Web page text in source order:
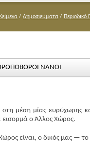
Κείμενα / Δημοσιεύματα /
ΝΑΝΟΙ
στη μέση μίας ευρύχωρης
ο Άλλος Χώρος.
είναι, ο δικός μας —